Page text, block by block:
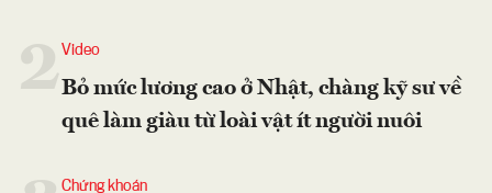
2Video
Bỏ mức lương cao ở Nhật, chàng kỹ sư về
quê làm giàu từ loài vật ít người nuôi
Chứng khoán